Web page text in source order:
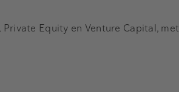
Equity en Venture Capital, met